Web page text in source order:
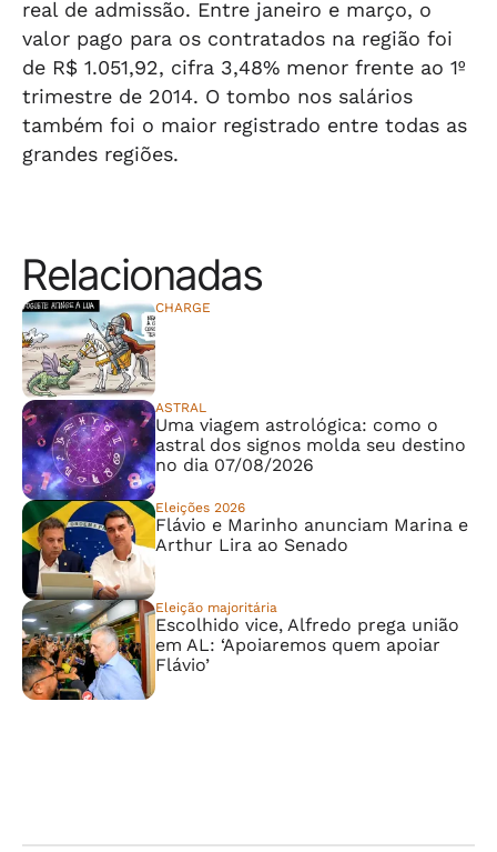
real de admissão. Entre janeiro e março, o
valor pago para os contratados na região foi
de R$ 1.051,92, cifra 3,48% menor frente ao 1º
trimestre de 2014. O tombo nos salários
também foi o maior registrado entre todas as
grandes regiões.
Relacionadas
CHARGE
ASTRAL
Uma viagem astrológica: como o
astral dos signos molda seu destino
no dia 07/08/2026
Eleições 2026
Flávio e Marinho anunciam Marina e
Arthur Lira ao Senado
Eleição majoritária
Escolhido vice, Alfredo prega união
em AL: ‘Apoiaremos quem apoiar
Flávio’